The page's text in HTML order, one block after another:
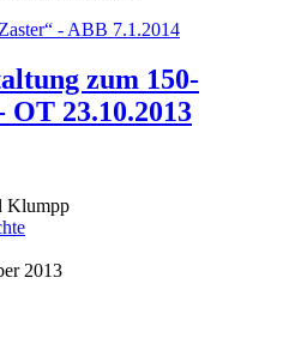
- ABB 7.1.2014
zum 150-
OT 23.10.2013
Klumpp
2013